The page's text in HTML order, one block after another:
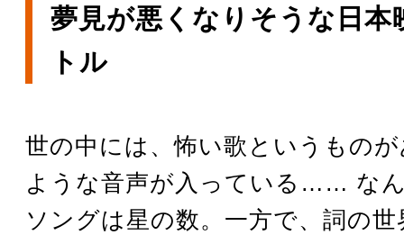
夢見が悪くなりそうな日本
トル
世の中には、怖い歌というもの
ような音声が入っている…… な
ソングは星の数。一方で、詞の